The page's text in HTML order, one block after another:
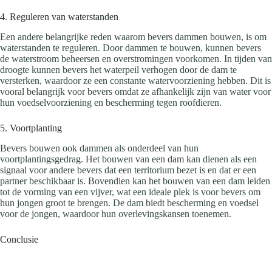
4. Reguleren van waterstanden
Een andere belangrijke reden waarom bevers dammen bouwen, is om
waterstanden te reguleren. Door dammen te bouwen, kunnen bevers
de waterstroom beheersen en overstromingen voorkomen. In tijden van
droogte kunnen bevers het waterpeil verhogen door de dam te
versterken, waardoor ze een constante watervoorziening hebben. Dit is
vooral belangrijk voor bevers omdat ze afhankelijk zijn van water voor
hun voedselvoorziening en bescherming tegen roofdieren.
5. Voortplanting
Bevers bouwen ook dammen als onderdeel van hun
voortplantingsgedrag. Het bouwen van een dam kan dienen als een
signaal voor andere bevers dat een territorium bezet is en dat er een
partner beschikbaar is. Bovendien kan het bouwen van een dam leiden
tot de vorming van een vijver, wat een ideale plek is voor bevers om
hun jongen groot te brengen. De dam biedt bescherming en voedsel
voor de jongen, waardoor hun overlevingskansen toenemen.
Conclusie